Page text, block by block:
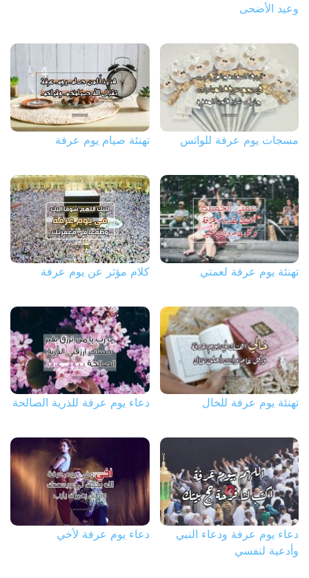
وعيد الأضحى
مسجات يوم عرفة للواتس تهنئة صيام يوم عرفة
تهنئة يوم عرفة لعمتي كلام مؤثر عن يوم عرفة
تهنئة يوم عرفة للخال دعاء يوم عرفة للذرية الصالحة
دعاء يوم عرفة ودعاء النبي
وأدعية لنفسي
دعاء يوم عرفة لأخي